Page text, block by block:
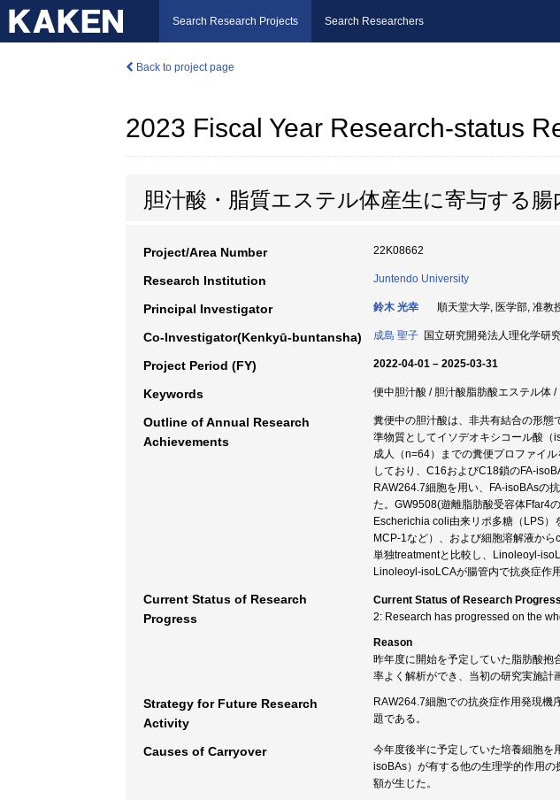
Search Research Projects Search Researchers
Back to project page
2023 Fiscal Year Research-status
胆汁酸・脂質エステル体産生に寄与する
Project/Area Number 22K08662
Research Institution Juntendo University
Principal Investigator 鈴木 光幸 順天堂大学, 医学部, 准教
Co-Investigator(Kenkyū-buntansha) 成島 聖子 国立研究開発法人理化学研
Project Period (FY) 2022-04-01 – 2025-03-31
Keywords 便中胆汁酸 / 胆汁酸脂肪酸エステル体 /
Outline of Annual Research
Achievements
糞便中の胆汁酸は、非共有結合の形態
準物質としてイソデオキシコール酸
成人（n=64）までの糞便プロファイ
しており、C16およびC18鎖のFA-
RAW264.7細胞を用い、FA-isoBAsの
た。GW9508(遊離脂肪酸受容体Ffar4
Escherichia coli由来リポ多糖（LPS
MCP-1など）、および細胞溶解液か
単独treatmentと比較し、Linoleoyl-
Linoleoyl-isoLCAが腸管内で抗炎症作
Current Status of Research
Progress
Current Status of Research Progress
2: Research has progressed on the
Reason
昨年度に開始を予定していた脂肪酸抱
率よく解析ができ、当初の研究実施計
Strategy for Future Research
Activity
RAW264.7細胞での抗炎症作用発現機
題である。
Causes of Carryover
今年度後半に予定していた培養細胞を
isoBAs）が有する他の生理学的作用
額が生じた。